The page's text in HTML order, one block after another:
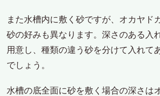
また水槽内に敷く砂ですが、オカヤド
砂の好みも異なります。深さのある入
用意し、種類の違う砂を分けて入れて
で​しょう。
水槽の底全面に砂を敷く場合の深さは